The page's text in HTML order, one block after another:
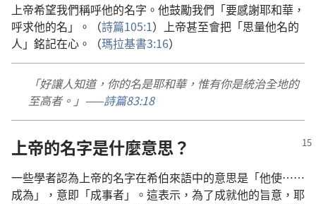
上帝希望我們稱呼他的名字。他鼓勵我們「要感謝耶和華，
呼求他的名」。（詩篇105:1）上帝甚至會把「思量他名的
人」銘記在心。（瑪拉基書3:16）
「好讓人知道，你的名是耶和華，惟有你是統治全地的
至高者。」——詩篇83:18
上帝的名字是什麼意思？
一些學者認為上帝的名字在希伯來語中的意思是「他使……
成為」，意即「成事者」。這表示，為了成就他的旨意，耶